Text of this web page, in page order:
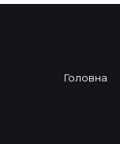
Головна